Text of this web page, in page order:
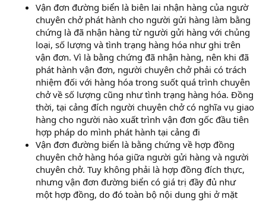
Vận đơn đường biển là biên lai nhận hàng của ngườ
chuyên chở phát hành cho người gửi hàng làm bằng
chứng là đã nhận hàng từ người gửi hàng với chủng
loại, số lượng và tình trạng hàng hóa như ghi trên
vận đơn. Vì là bằng chứng đã nhận hàng, nên khi đã
phát hành vận đơn, người chuyên chở phải có trách
nhiệm đối với hàng hóa trong suốt quá trình chuyên
chở về số lượng cũng như tình trạng hàng hóa. Đồng
thời, tại cảng đích người chuyên chở có nghĩa vụ giao
hàng cho người nào xuất trình vận đơn gốc đầu tiên
hợp pháp do mình phát hành tại cảng đi
Vận đơn đường biển là bằng chứng về hợp đồng
chuyên chở hàng hóa giữa người gửi hàng và người
chuyên chở. Tuy không phải là hợp đồng đích thực,
nhưng vận đơn đường biển có giá trị đầy đủ như
một hợp đồng, do đó toàn bộ nội dung ghi ở mặt